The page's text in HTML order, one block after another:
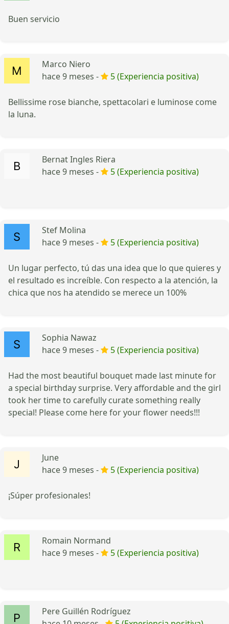
Buen servicio
Marco Niero
hace 9 meses -
5 (Experiencia positiva)
Bellissime rose bianche, spettacolari e luminose come
la luna.
Bernat Ingles Riera
hace 9 meses -
5 (Experiencia positiva)
Stef Molina
hace 9 meses -
5 (Experiencia positiva)
Un lugar perfecto, tú das una idea que lo que quieres y
el resultado es increíble. Con respecto a la atención, la
chica que nos ha atendido se merece un 100%
Sophia Nawaz
hace 9 meses -
5 (Experiencia positiva)
Had the most beautiful bouquet made last minute for
a special birthday surprise. Very affordable and the girl
took her time to carefully curate something really
special! Please come here for your flower needs!!!
June
hace 9 meses -
5 (Experiencia positiva)
¡Súper profesionales!
Romain Normand
hace 9 meses -
5 (Experiencia positiva)
Pere Guillén Rodríguez